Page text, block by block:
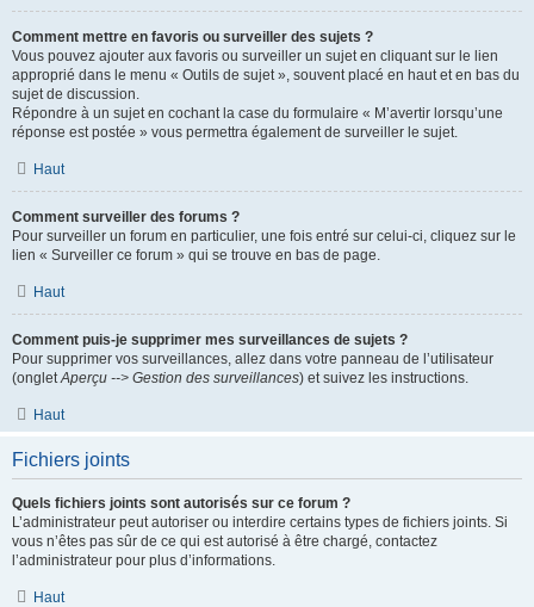
Comment mettre en favoris ou surveiller des sujets ?
Vous pouvez ajouter aux favoris ou surveiller un sujet en cliquant sur le lien
approprié dans le menu « Outils de sujet », souvent placé en haut et en bas du
sujet de discussion.
Répondre à un sujet en cochant la case du formulaire « M’avertir lorsqu’une
réponse est postée » vous permettra également de surveiller le sujet.
Haut
Comment surveiller des forums ?
Pour surveiller un forum en particulier, une fois entré sur celui-ci, cliquez sur le
lien « Surveiller ce forum » qui se trouve en bas de page.
Haut
Comment puis-je supprimer mes surveillances de sujets ?
Pour supprimer vos surveillances, allez dans votre panneau de l’utilisateur
(ongletAperçu --> Gestion des surveillances) et suivez les instructions.
Haut
Fichiers joints
Quels fichiers joints sont autorisés sur ce forum ?
L’administrateur peut autoriser ou interdire certains types de fichiers joints. Si
vous n’êtes pas sûr de ce qui est autorisé à être chargé, contactez
l’administrateur pour plus d’informations.
Haut